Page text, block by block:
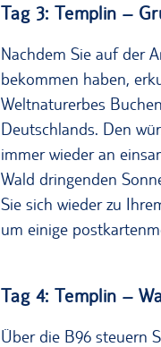
Tag 3: Templin –
Nachdem Sie auf der
bekommen haben,
Weltnaturerbes
Deutschlands. Den
immer wieder an
Wald dringenden
Sie sich wieder zu
um einige
Tag 4: Templin –
Über die B96 steuern